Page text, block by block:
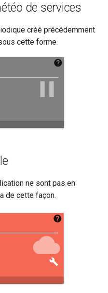
de services
créé précédemment
cette forme.
ne sont pas en
de cette façon.